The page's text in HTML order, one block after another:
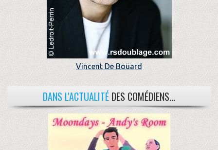
Vincent De Boüard
DANS L'ACTUALITÉ DES COMÉDIENS...